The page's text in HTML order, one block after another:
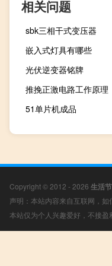
相关问题
sbk三相干式变压器
嵌入式灯具有哪些
光伏逆变器铭牌
推挽正激电路工作原理
51单片机成品
Copyright © 2012 - 2026 生活
声明：本站内容来自互联网，
本站仅为个人兴趣爱好，不接盈